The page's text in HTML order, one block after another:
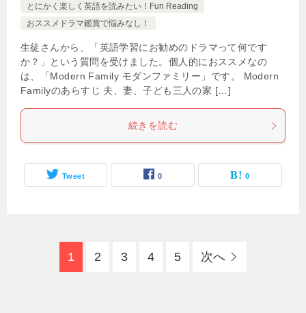
とにかく楽しく英語を読みたい！Fun Reading
おススメドラマ鑑賞で悩みなし！
生徒さんから、「英語学習にお勧めのドラマって何です
か？」という質問を受けました。個人的におススメなの
は、「Modern Family モダンファミリー」です。 Modern
Familyのあらすじ 夫、妻、子ども三人の家 […]
続きを読む
Tweet 0 0
1 2 3 4 5 次へ